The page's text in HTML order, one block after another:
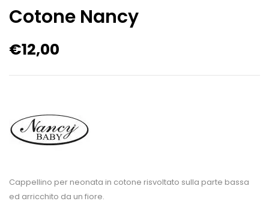
Cotone Nancy
€12,00
Cappellino per neonata in cotone risvoltato sulla parte bassa
ed arricchito da un fiore.